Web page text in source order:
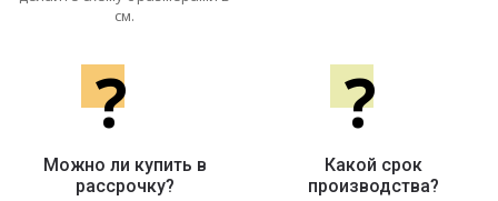
см.
?
Можно ли купить в
рассрочку?
?
Какой срок
производства?